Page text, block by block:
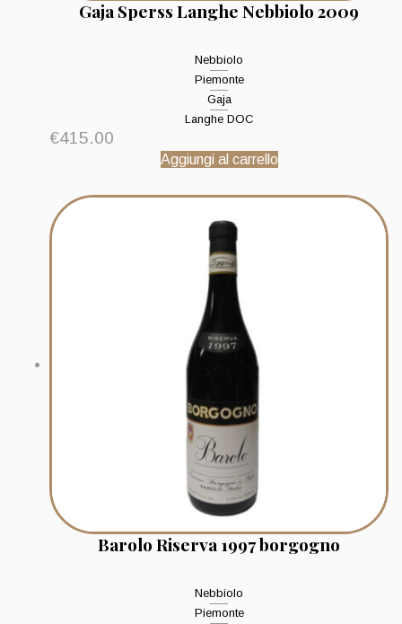
Gaja Sperss Langhe Nebbiolo 2009
Nebbiolo
Piemonte
Gaja
Langhe DOC
€415.00
Aggiungi al carrello
Barolo Riserva 1997 borgogno
Nebbiolo
Piemonte